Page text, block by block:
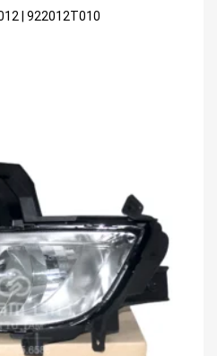
| 922012T010